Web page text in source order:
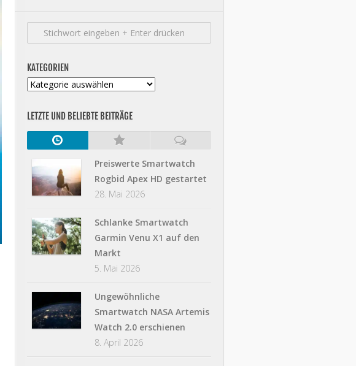
KATEGORIEN
Kategorien
LETZTE UND BELIEBTE BEITRÄGE
Preiswerte Smartwatch
Rogbid Apex HD gestartet
28. Mai 2026
Schlanke Smartwatch
Garmin Venu X1 auf den
Markt
5. Mai 2026
Ungewöhnliche
Smartwatch NASA Artemis
Watch 2.0 erschienen
8. April 2026